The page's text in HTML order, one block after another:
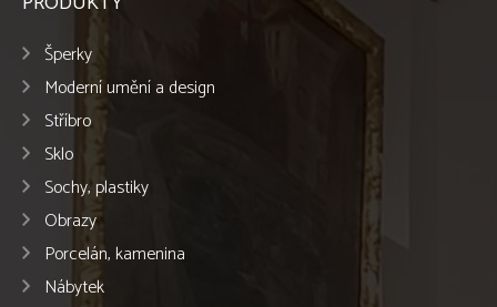
Šperky
Moderní umění a design
Stříbro
Sklo
Sochy, plastiky
Obrazy
Porcelán, kamenina
Nábytek